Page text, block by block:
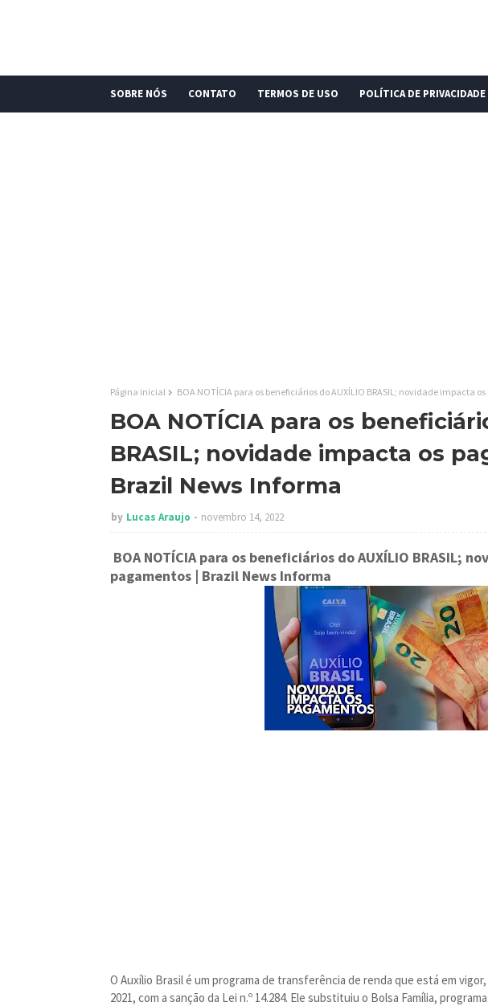
SOBRE NÓS CONTATO TERMOS DE USO POLÍTICA DE PRIVACIDADE
Página inicial BOA NOTÍCIA para os beneficiários do AUXÍLIO BRASIL; novidade impacta
BOA NOTÍCIA para os
BRASIL; novidade impacta os
Brazil News Informa
by Lucas Araujo novembro 14, 2022
BOA NOTÍCIA para os beneficiários do AUXÍLIO BRASIL;
pagamentos | Brazil News Informa
O Auxílio Brasil é um programa de transferência de renda que está em
2021, com a sanção da Lei n.º 14.284. Ele substituiu o Bolsa Família,